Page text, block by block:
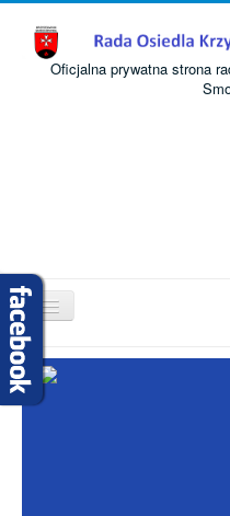
Oficjalna prywatna strona
Przełącz
nawigację
Start
O nas